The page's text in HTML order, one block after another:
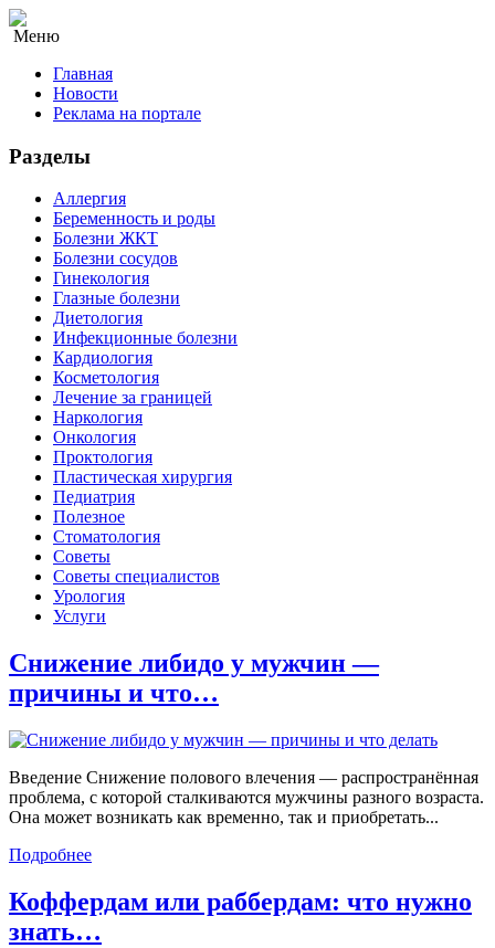
Меню
Главная
Новости
Реклама на портале
Разделы
Аллергия
Беременность и роды
Болезни ЖКТ
Болезни сосудов
Гинекология
Глазные болезни
Диетология
Инфекционные болезни
Кардиология
Косметология
Лечение за границей
Наркология
Онкология
Проктология
Пластическая хирургия
Педиатрия
Полезное
Стоматология
Советы
Советы специалистов
Урология
Услуги
Снижение либидо у мужчин —
причины и что…
Введение Снижение полового влечения — распространённая
проблема, с которой сталкиваются мужчины разного возраста.
Она может возникать как временно, так и приобретать...
Подробнее
Коффердам или раббердам: что нужно
знать…